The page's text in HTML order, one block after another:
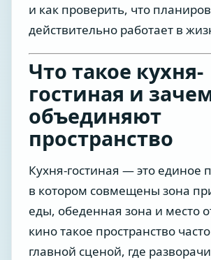
и как проверить, что
действительно работает в
Что такое кухня-
гостиная и
объединяют
пространство
Кухня-гостиная — это единое
в котором совмещены зона
еды, обеденная зона и место
кино такое пространство
главной сценой, где